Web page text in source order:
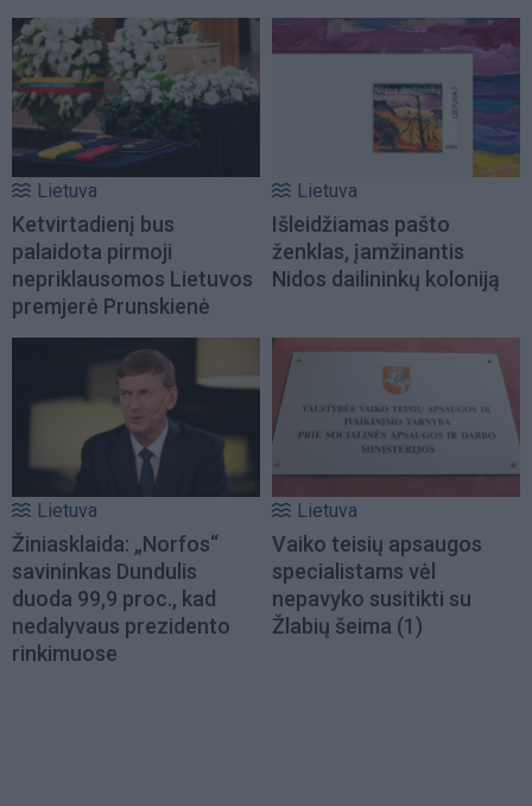
Lietuva
Ketvirtadienį bus
palaidota pirmoji
nepriklausomos Lietuvos
premjerė Prunskienė
Lietuva
Išleidžiamas pašto
ženklas, įamžinantis
Nidos dailininkų koloniją
Lietuva
Žiniasklaida: „Norfos“
savininkas Dundulis
duoda 99,9 proc., kad
nedalyvaus prezidento
rinkimuose
Lietuva
Vaiko teisių apsaugos
specialistams vėl
nepavyko susitikti su
Žlabių šeima (1)